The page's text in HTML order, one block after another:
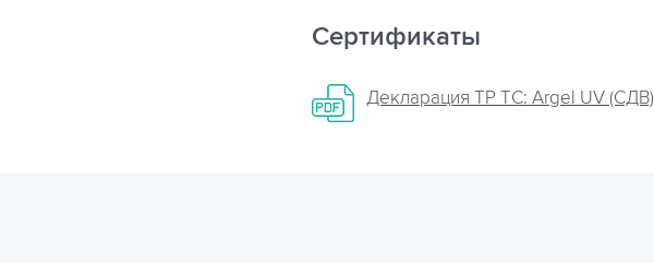
Сертификаты
Декларация ТР ТС: Argel UV (СДВ)